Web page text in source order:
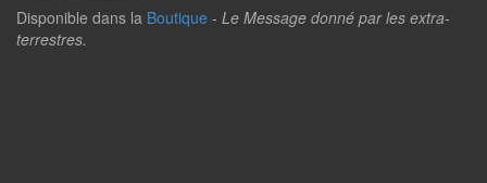
Disponible dans la Boutique - Le Message donné par les extra-
terrestres.